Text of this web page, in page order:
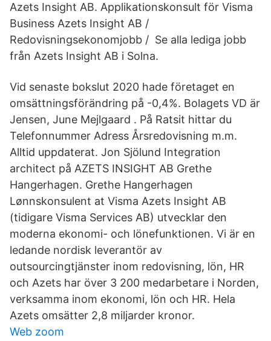
Azets Insight AB. Applikationskonsult för Visma
Business Azets Insight AB /
Redovisningsekonomjobb / Se alla lediga jobb
från Azets Insight AB i Solna.
Vid senaste bokslut 2020 hade företaget en
omsättningsförändring på -0,4%. Bolagets VD är
Jensen, June Mejlgaard . På Ratsit hittar du
Telefonnummer Adress Årsredovisning m.m.
Alltid uppdaterat. Jon Sjölund Integration
architect på AZETS INSIGHT AB Grethe
Hangerhagen. Grethe Hangerhagen
Lønnskonsulent at Visma Azets Insight AB
(tidigare Visma Services AB) utvecklar den
moderna ekonomi- och lönefunktionen. Vi är en
ledande nordisk leverantör av
outsourcingtjänster inom redovisning, lön, HR
och Azets har över 3 200 medarbetare i Norden,
verksamma inom ekonomi, lön och HR. Hela
Azets omsätter 2,8 miljarder kronor.
Web zoom